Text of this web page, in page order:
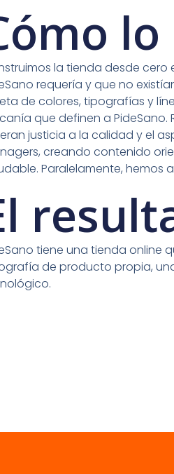
la tienda desde
requería y que no
de colores, tipografías y
que definen a
justicia a la calidad y el
creando contenido
Paralelamente, hemos
tiene una tienda online
de producto propia,